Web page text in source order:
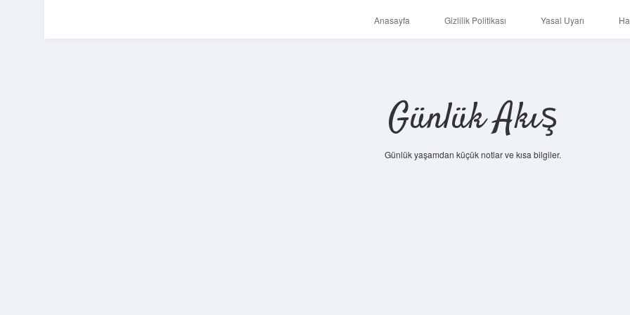
Anasayfa Gizlilik Politikası Yasal Uyarı
Günlük Akış
Günlük yaşamdan küçük notlar ve kısa bilgiler.